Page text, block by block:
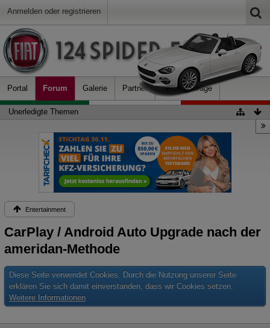
Anmelden oder registrieren
Portal Forum Galerie Partner Neue Beiträge
Unerledigte Themen
Entertainment
CarPlay / Android Auto Upgrade nach der
ameridan-Methode
Diese Seite verwendet Cookies. Durch die Nutzung unserer Seite
erklären Sie sich damit einverstanden, dass wir Cookies setzen.
Weitere Informationen